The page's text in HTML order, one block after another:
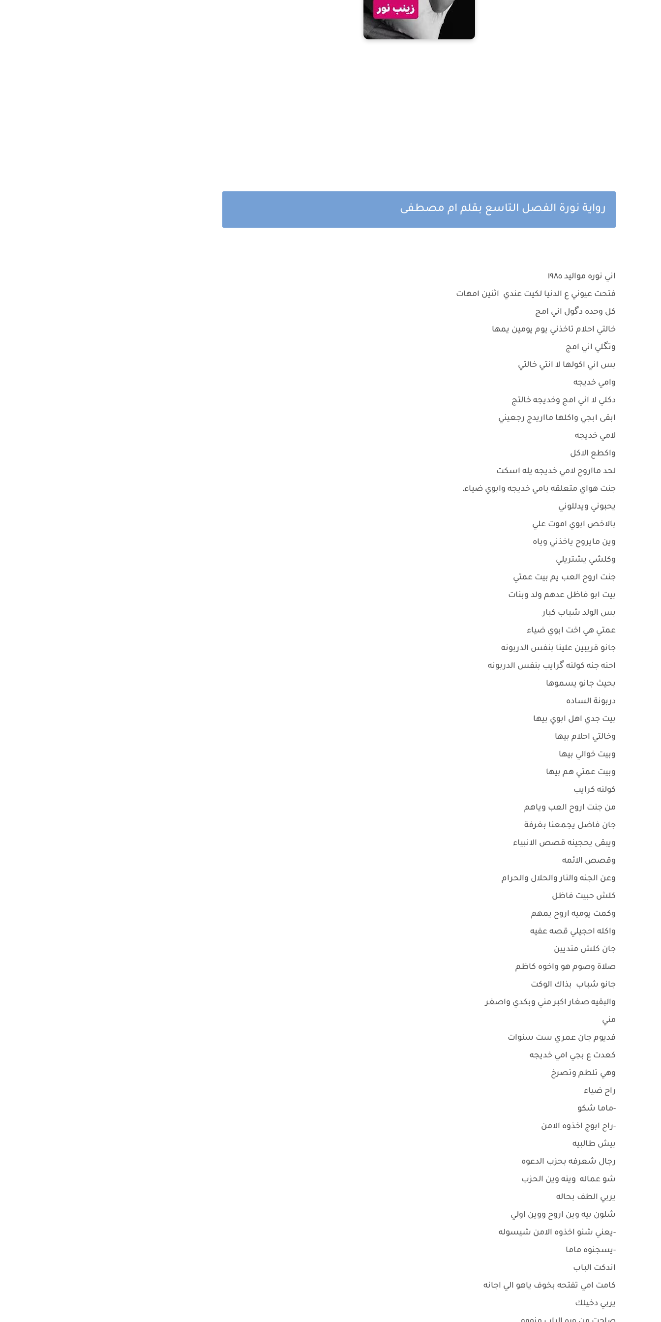
رواية نورة الفصل التاسع بقلم ام مصطفى
اني نوره مواليد ١٩٨٥
فتحت عيوني ع الدنيا لكيت عندي اثنين امهات
كل وحده دگول اني امج
خالتي احلام تاخذني يوم يومين يمها
وتگلي اني امج
بس اني اكولها لا انتي خالتي
وامي خديجه
دكلي لا اني امج وخديجه خالتج
ابقى ابجي واكلها مااريدج رجعيني
لامي خديجه
واكطع الاكل
لحد مااروح لامي خديجه يله اسكت
جنت هواي متعلقه بامي خديجه وابوي ضياء،
يحبوني ويدللوني
بالاخص ابوي اموت علي
وين مايروح ياخذني وياه
وكلشي يشتريلي
جنت اروح العب يم بيت عمتي
بيت ابو فاظل عدهم ولد وبنات
بس الولد شباب كبار
عمتي هي اخت ابوي ضياء
جانو قريبين علينا بنفس الدربونه
احنه جنه كولنه گرايب بنفس الدربونه
بحيث جانو يسموها
دربونة الساده
بيت جدي اهل ابوي بيها
وخالتي احلام بيها
وبيت خوالي بيها
وبيت عمتي هم بيها
كولنه كرايب
من جنت اروح العب وياهم
جان فاضل يجمعنا بغرفة
ويبقى يحجينه قصص الانبياء
وقصص الائمه
وعن الجنه والنار والحلال والحرام
كلش حبيت فاظل
وكمت يوميه اروح يمهم
واكله احجيلي قصه عفيه
جان كلش متديين
صلاة وصوم هو واخوه كاظم
جانو شباب بذاك الوكت
والبقيه صغار اكبر مني وبكدي واصغر
مني
فديوم جان عمري ست سنوات
كعدت ع بجي امي خديجه
وهي تلطم وتصرخ
راح ضياء
-ماما شكو
-راح ابوج اخذوه الامن
بيش طالبيه
رجال شعرفه بحزب الدعوه
شو عماله وينه وين الحزب
يربي الطف بحاله
شلون بيه وين اروح ووين اولي
-يعني شنو اخذوه الامن شيسوله
-يسجنوه ماما
اندكت الباب
كامت امي تفتحه بخوف ياهو الي اجانه
يربي دخيلك